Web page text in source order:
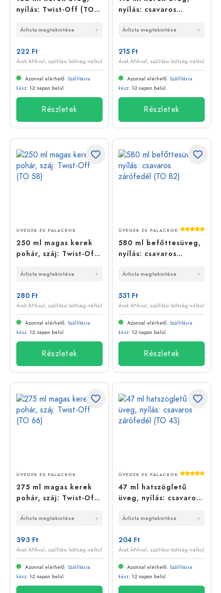
nyílás: Twist-Off (TO
Árlista megtekintése
222 Ft
Árak ÁFÁ-val, szállítási költség nélkül
Azonnal elérhető. Szállításra
kész: 1-2 napon belül
Részletek
nyílás: csavaros
Árlista megtekintése
215 Ft
Árak ÁFÁ-val, szállítási költség nélkül
Azonnal elérhető. Szállításra
kész: 1-2 napon belül
Részletek
ÜVEGEK ES PALACKOK
250 ml magas kerek
pohár, száj: Twist-Off
Árlista megtekintése
280 Ft
Árak ÁFÁ-val, szállítási költség nélkül
Azonnal elérhető. Szállításra
kész: 1-2 napon belül
Részletek
Átlagos
ÜVEGEK ES PALACKOK
580 ml befőttesüveg,
nyílás: csavaros
Árlista megtekintése
531 Ft
Árak ÁFÁ-val, szállítási költség nélkül
Azonnal elérhető. Szállításra
kész: 1-2 napon belül
Részletek
ÜVEGEK ES PALACKOK
275 ml magas kerek
pohár, száj: Twist-Off
Árlista megtekintése
393 Ft
Árak ÁFÁ-val, szállítási költség nélkül
Azonnal elérhető. Szállításra
kész: 1-2 napon belül
Átlagos
ÜVEGEK ES PALACKOK
47 ml hatszögletű
üveg, nyílás: csavaros
Árlista megtekintése
204 Ft
Árak ÁFÁ-val, szállítási költség nélkül
Azonnal elérhető. Szállításra
kész: 1-2 napon belül